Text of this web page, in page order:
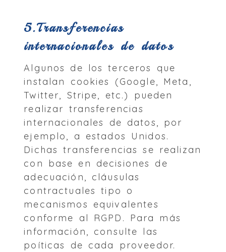
5.Transferencias
internacionales de datos
Algunos de los terceros que
instalan cookies (Google, Meta,
Twitter, Stripe, etc.) pueden
realizar transferencias
internacionales de datos, por
ejemplo, a estados Unidos.
Dichas transferencias se realizan
con base en decisiones de
adecuación, cláusulas
contractuales tipo o
mecanismos equivalentes
conforme al RGPD. Para más
información, consulte las
poíticas de cada proveedor.